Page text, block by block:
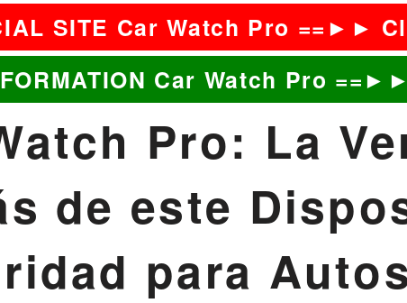
SITE Car Watch Pro ==►►
Car Watch Pro
Pro: La
de este
para Autos